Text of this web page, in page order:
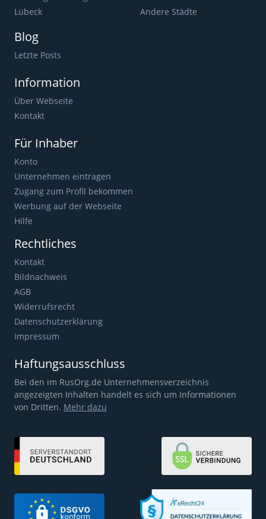
Lübeck
Andere Städte
Blog
Letzte Posts
Information
Über Webseite
Kontakt
Für Inhaber
Konto
Unternehmen eintragen
Zugang zum Profil bekommen
Werbung auf der Webseite
Hilfe
Rechtliches
Kontakt
Bildnachweis
AGB
Widerrufsrecht
Datenschutzerklärung
Impressum
Haftungsausschluss
Bei den im RusOrg.de Unternehmensverzeichnis
angezeigten Inhalten handelt es sich um Informationen
von Dritten. Mehr dazu